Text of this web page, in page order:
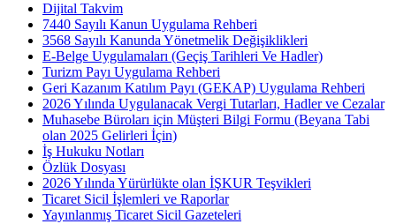
Dijital Takvim
7440 Sayılı Kanun Uygulama Rehberi
3568 Sayılı Kanunda Yönetmelik Değişiklikleri
E-Belge Uygulamaları (Geçiş Tarihleri Ve Hadler)
Turizm Payı Uygulama Rehberi
Geri Kazanım Katılım Payı (GEKAP) Uygulama Rehberi
2026 Yılında Uygulanacak Vergi Tutarları, Hadler ve Cezalar
Muhasebe Büroları için Müşteri Bilgi Formu (Beyana Tabi
olan 2025 Gelirleri İçin)
İş Hukuku Notları
Özlük Dosyası
2026 Yılında Yürürlükte olan İŞKUR Teşvikleri
Ticaret Sicil İşlemleri ve Raporlar
Yayınlanmış Ticaret Sicil Gazeteleri